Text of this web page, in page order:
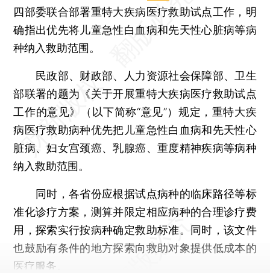
四部委联合部署重特大疾病医疗救助试点工作，明
确指出优先将儿童急性白血病和先天性心脏病等病
种纳入救助范围。
民政部、财政部、人力资源社会保障部、卫生
部联署的题为《关于开展重特大疾病医疗救助试点
工作的意见》（以下简称“意见”）规定，重特大疾
病医疗救助病种优先把儿童急性白血病和先天性心
脏病、妇女宫颈癌、乳腺癌、重度精神疾病等病种
纳入救助范围。
同时，各省份应根据试点病种的临床路径等标
准化诊疗方案，测算并限定相应病种的合理诊疗费
用，探索实行按病种确定救助标准。同时，该文件
也鼓励有条件的地方探索向救助对象提供低成本的
医疗服务。